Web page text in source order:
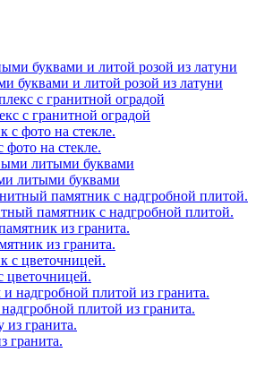
буквами и литой розой из латуни
с гранитной оградой
на стекле.
литыми буквами
памятник с надгробной плитой.
из гранита.
цветочницей.
плитой из гранита.
гранита.